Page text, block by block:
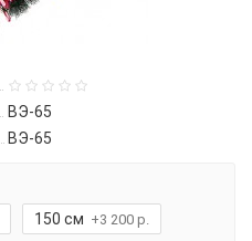
ВЭ-65
ВЭ-65
150 см +3 200 р.